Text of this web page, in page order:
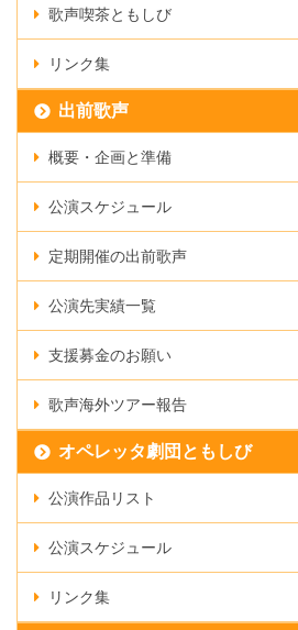
歌声喫茶ともしび
リンク集
出前歌声
概要・企画と準備
公演スケジュール
定期開催の出前歌声
公演先実績一覧
支援募金のお願い
歌声海外ツアー報告
オペレッタ劇団ともしび
公演作品リスト
公演スケジュール
リンク集